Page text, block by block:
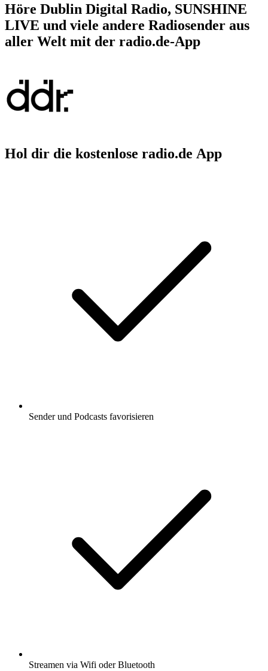
Höre Dublin Digital Radio, SUNSHINE
LIVE und viele andere Radiosender aus
aller Welt mit der radio.de-App
Hol dir die kostenlose radio.de App
Sender und Podcasts favorisieren
Streamen via Wifi oder Bluetooth